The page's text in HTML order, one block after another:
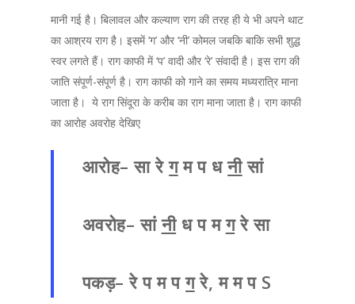
मानी गई है। बिलावल और कल्याण राग की तरह ही ये भी अपने थाट
का आश्रय राग है। इसमें ‘ग’ और ‘नी’ कोमल जबकि बाकि सभी शुद्ध
स्वर लगते हैं। राग काफी में ‘प’ वादी और ‘रे’ संवादी है। इस राग की
जाति संपूर्ण-संपूर्ण है। राग काफी को गाने का समय मध्यरात्रि माना
जाता है। ये राग सिंदूरा के करीब का राग माना जाता है। राग काफी
का आरोह अवरोह देखिए
आरोह–सा रेगम प धनीसां
अवरोह–सांनीध प मगरे सा
पकड़–रे प म पगरे,म म प S